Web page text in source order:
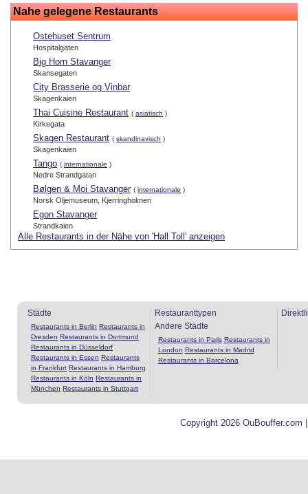
Nahe gelegene Restaurants
Ostehuset Sentrum
Hospitalgaten
Big Horn Stavanger
Skansegaten
City Brasserie og Vinbar
Skagenkaien
Thai Cuisine Restaurant ( asiatisch )
Kirkegata
Skagen Restaurant ( skandinavisch )
Skagenkaien
Tango ( internationale )
Nedre Strandgatan
Bølgen & Moi Stavanger ( internationale )
Norsk Oljemuseum, Kjerringholmen
Egon Stavanger
Strandkaien
Alle Restaurants in der Nähe von 'Hall Toll' anzeigen
Städte
Restaurants in Berlin Restaurants in
Dresden Restaurants in Dortmund
Restaurants in Düsseldorf
Restaurants in Essen Restaurants
in Frankfurt Restaurants in Hamburg
Restaurants in Köln Restaurants in
München Restaurants in Stuttgart
Restauranttypen
Andere Städte
Restaurants in Paris Restaurants in
London Restaurants in Madrid
Restaurants in Barcelona
Copyright 2026 OuBouffer.com